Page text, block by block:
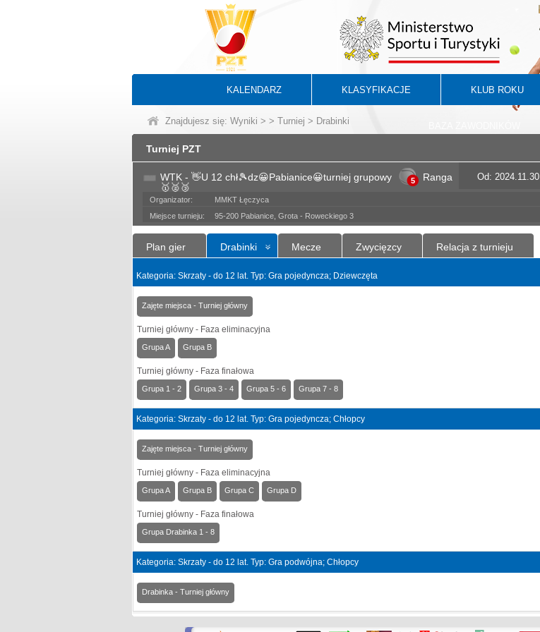
KALENDARZ KLASYFIKACJE KLUB ROKU
Znajdujesz się: Wyniki > > Turniej > Drabinki
Turniej PZT
WTK - 👋U 12 chł🎾dz😀Pabianice😀turniej grupowy
🥇🥈🥉
5 Ranga Od: 2024.11.30
Organizator:
MMKT Łęczyca
Miejsce turnieju:
95-200 Pabianice, Grota - Roweckiego 3
Plan gier Drabinki Mecze Zwycięzcy Relacja z turnieju
Kategoria: Skrzaty - do 12 lat. Typ: Gra pojedyncza; Dziewczęta
Zajęte miejsca - Turniej główny
Turniej główny - Faza eliminacyjna
Grupa A Grupa B
Turniej główny - Faza finałowa
Grupa 1 - 2 Grupa 3 - 4 Grupa 5 - 6 Grupa 7 - 8
Kategoria: Skrzaty - do 12 lat. Typ: Gra pojedyncza; Chłopcy
Zajęte miejsca - Turniej główny
Turniej główny - Faza eliminacyjna
Grupa A Grupa B Grupa C Grupa D
Turniej główny - Faza finałowa
Grupa Drabinka 1 - 8
Kategoria: Skrzaty - do 12 lat. Typ: Gra podwójna; Chłopcy
Drabinka - Turniej główny